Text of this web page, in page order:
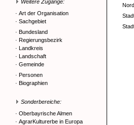
Weitere Zugänge:
· Art der Organisation
· Sachgebiet
· Bundesland
· Regierungsbezirk
· Landkreis
· Landschaft
· Gemeinde
· Personen
· Biographien
Sonderbereiche:
· Oberbayrische Almen
· AgrarKulturerbe in Europa